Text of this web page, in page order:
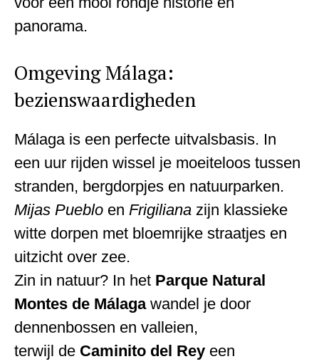
panorama.
Omgeving Málaga:
bezienswaardigheden
Málaga is een perfecte uitvalsbasis. In
een uur rijden wissel je moeiteloos tussen
stranden, bergdorpjes en natuurparken.
Mijas Pueblo en Frigiliana zijn klassieke
witte dorpen met bloemrijke straatjes en
uitzicht over zee.
Zin in natuur? In het Parque Natural
Montes de Málagawandel je door
dennenbossen en valleien,
terwijl de Caminito del Rey een